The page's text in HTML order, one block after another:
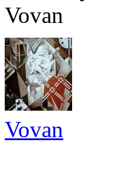
Vovan
Vovan